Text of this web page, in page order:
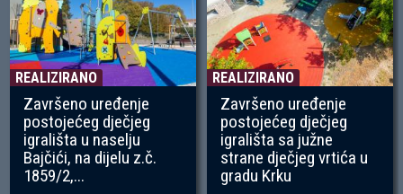
REALIZIRANO
Završeno uređenje
postojećeg dječjeg
igrališta u naselju
Bajčići, na dijelu z.č.
1859/2,...
REALIZIRANO
Završeno uređenje
postojećeg dječjeg
igrališta sa južne
strane dječjeg vrtića u
gradu Krku